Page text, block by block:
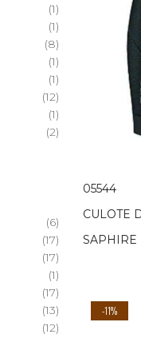
(1)
(1)
(8)
(1)
(1)
(12)
(1)
(2)
(6)
(17)
(17)
(1)
(17)
(13)
(12)
05544
CULOTE
SAPHIRE
-11%